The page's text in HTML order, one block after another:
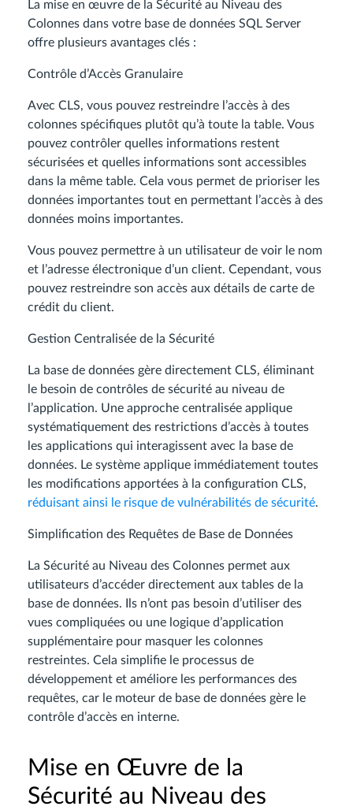
La mise en œuvre de la Sécurité au Niveau des
Colonnes dans votre base de données SQL Server
offre plusieurs avantages clés :
Contrôle d’Accès Granulaire
Avec CLS, vous pouvez restreindre l’accès à des
colonnes spécifiques plutôt qu’à toute la table. Vous
pouvez contrôler quelles informations restent
sécurisées et quelles informations sont accessibles
dans la même table. Cela vous permet de prioriser les
données importantes tout en permettant l’accès à des
données moins importantes.
Vous pouvez permettre à un utilisateur de voir le nom
et l’adresse électronique d’un client. Cependant, vous
pouvez restreindre son accès aux détails de carte de
crédit du client.
Gestion Centralisée de la Sécurité
La base de données gère directement CLS, éliminant
le besoin de contrôles de sécurité au niveau de
l’application. Une approche centralisée applique
systématiquement des restrictions d’accès à toutes
les applications qui interagissent avec la base de
données. Le système applique immédiatement toutes
les modifications apportées à la configuration CLS,
réduisant ainsi le risque de vulnérabilités de sécurité.
Simplification des Requêtes de Base de Données
La Sécurité au Niveau des Colonnes permet aux
utilisateurs d’accéder directement aux tables de la
base de données. Ils n’ont pas besoin d’utiliser des
vues compliquées ou une logique d’application
supplémentaire pour masquer les colonnes
restreintes. Cela simplifie le processus de
développement et améliore les performances des
requêtes, car le moteur de base de données gère le
contrôle d’accès en interne.
Mise en Œuvre de la
Sécurité au Niveau des